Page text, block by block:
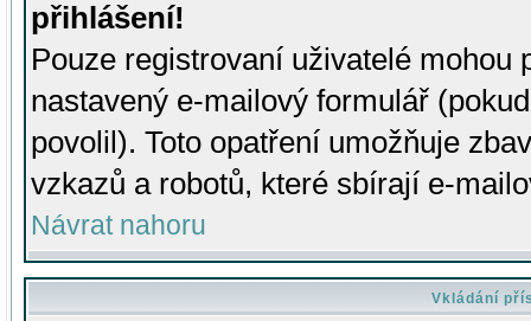
přihlášení!
Pouze registrovaní uživatelé mohou
nastavený e-mailový formulář
povolil). Toto opatření umožňuje
vzkazů a robotů, které sbírají e-
Návrat nahoru
Vkládání